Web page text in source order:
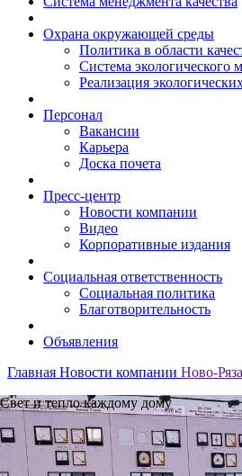
Охрана окружающей среды
Политика в области
Система экологического
Реализация
Персонал
Вакансии
Карьера
Доска почета
Пресс-центр
Новости компании
Видео
Корпоративные издания
Социальная ответственность
Социальная политика
Благотворительность
Объявления
Главная Новости компании Ново-
Свет и тепло каждому дому